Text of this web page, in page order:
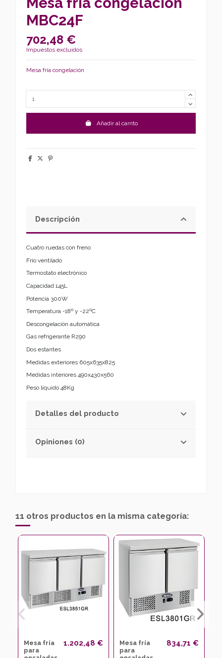
MBC24F
702,48 €
Impuestos excluidos
Mesa fría congelación
Añadir al carrito
Descripción
Cuatro ruedas con freno
Frío ventilado
Termostato electrónico
Capacidad 145L
Potencia 300W
Temperatura -18º y -22ºC
Descongelación automática
Gas refrigerante R290
Dos estantes
Medidas exteriores 605x635x825
Medidas interiores 490x430x560
Peso líquido 48Kg
Detalles del producto
Opiniones (0)
11 otros productos en la misma categoría:
Mesa fría
para
1.202,48 €
Mesa fría
para
834,71 €